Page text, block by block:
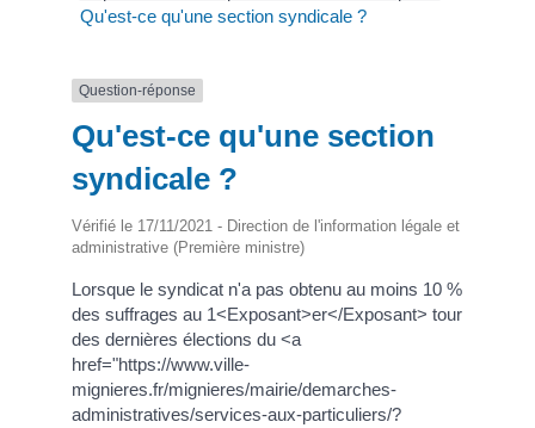
Qu'est-ce qu'une section syndicale ?
Question-réponse
Qu'est-ce qu'une section
syndicale ?
Vérifié le 17/11/2021 - Direction de l'information légale et
administrative (Première ministre)
Lorsque le syndicat n'a pas obtenu au moins 10 %
des suffrages au 1<Exposant>er</Exposant> tour
des dernières élections du <a
href="https://www.ville-
mignieres.fr/mignieres/mairie/demarches-
administratives/services-aux-particuliers/?